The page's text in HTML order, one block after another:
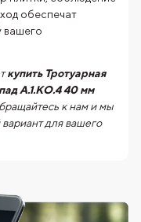
обеспечат
вашего
купить Тротуарная
А.1.КО.4 40 мм
к нам и мы
для вашего